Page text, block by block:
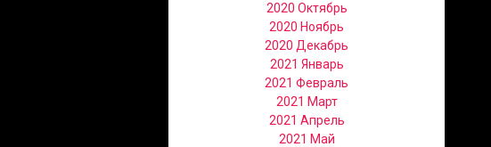
2020 Октябрь
2020 Ноябрь
2020 Декабрь
2021 Январь
2021 Февраль
2021 Март
2021 Апрель
2021 Май